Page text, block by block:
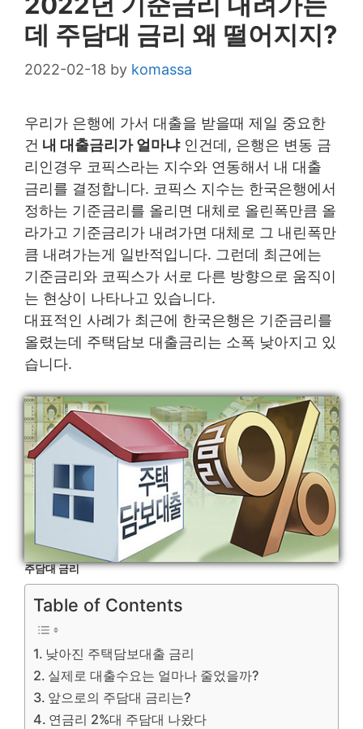
데 주담대 금리 왜 떨어지지?
2022-02-18 by komassa
우리가 은행에 가서 대출을 받을때 제일 중요한
건 내 대출금리가 얼마냐인건데, 은행은 변동 금
리인경우 코픽스라는 지수와 연동해서 내 대출
금리를 결정합니다. 코픽스 지수는 한국은행에서
정하는 기준금리를 올리면 대체로 올린폭만큼 올
라가고 기준금리가 내려가면 대체로 그 내린폭만
큼 내려가는게 일반적입니다. 그런데 최근에는
기준금리와 코픽스가 서로 다른 방향으로 움직이
는 현상이 나타나고 있습니다.
대표적인 사례가 최근에 한국은행은 기준금리를
올렸는데 주택담보 대출금리는 소폭 낮아지고 있
습니다.
주담대 금리
Table of Contents
낮아진 주택담보대출 금리
실제로 대출수요는 얼마나 줄었을까?
앞으로의 주담대 금리는?
연금리 2%대 주담대 나왔다